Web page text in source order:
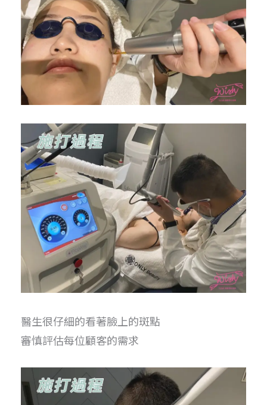
醫生很仔細的看著臉上的斑點
審慎評估每位顧客的需求